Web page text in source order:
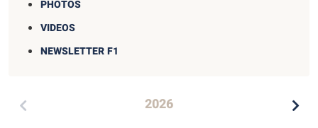
PHOTOS
VIDEOS
NEWSLETTER F1
2026